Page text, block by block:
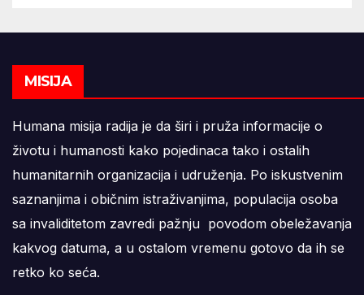
MISIJA
Humana misija radija je da širi i pruža informacije o
životu i humanosti kako pojedinaca tako i ostalih
humanitarnih organizacija i udruženja. Po iskustvenim
saznanjima i običnim istraživanjima, populacija osoba
sa invaliditetom zavredi pažnju povodom obeležavanja
kakvog datuma, a u ostalom vremenu gotovo da ih se
retko ko seća.